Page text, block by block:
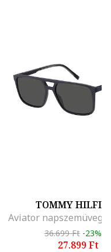
TOMMY
36.699 Ft -23%
27.899 Ft